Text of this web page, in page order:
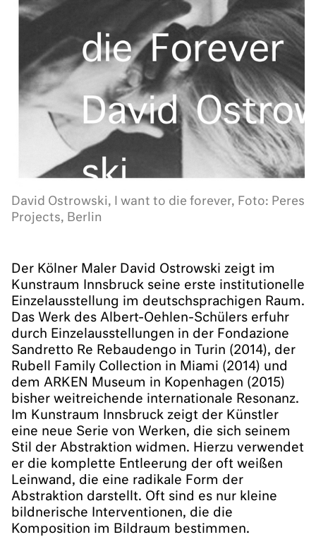
David Ostrowski, I want to die forever, Foto: Peres
Projects, Berlin
Der Kölner Maler David Ostrowski zeigt im
Kunstraum Innsbruck seine erste institutionelle
Einzelausstellung im deutschsprachigen Raum.
Das Werk des Albert-Oehlen-Schülers erfuhr
durch Einzelausstellungen in der Fondazione
Sandretto Re Rebaudengo in Turin (2014), der
Rubell Family Collection in Miami (2014) und
dem ARKEN Museum in Kopenhagen (2015)
bisher weitreichende internationale Resonanz.
Im Kunstraum Innsbruck zeigt der Künstler
eine neue Serie von Werken, die sich seinem
Stil der Abstraktion widmen. Hierzu verwendet
er die komplette Entleerung der oft weißen
Leinwand, die eine radikale Form der
Abstraktion darstellt. Oft sind es nur kleine
bildnerische Interventionen, die die
Komposition im Bildraum bestimmen.